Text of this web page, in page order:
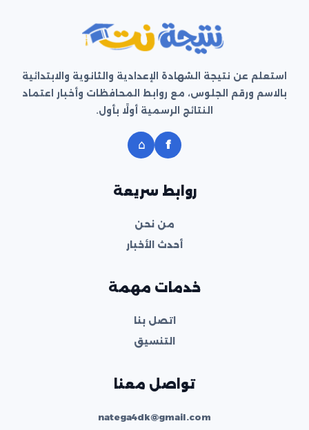
استعلم عن نتيجة الشهادة الإعدادية والثانوية والابتدائية
بالاسم ورقم الجلوس، مع روابط المحافظات وأخبار اعتماد
النتائج الرسمية أولًا بأول.
f
⌂
روابط سريعة
من نحن
أحدث الأخبار
خدمات مهمة
اتصل بنا
التنسيق
تواصل معنا
natega4dk@gmail.com